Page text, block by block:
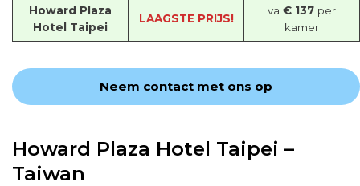
Howard Plaza
Hotel Taipei
LAAGSTE PRIJS!
va € 137 per
kamer
Neem contact met ons op
Howard Plaza Hotel Taipei –
Taiwan